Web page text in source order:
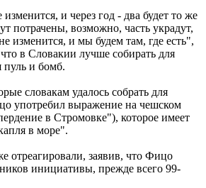
и через год - два будет то же
потрачены, возможно, часть украдут,
изменится, и мы будем там, где есть",
в Словакии лучше собирать для
пуль и бомб.
словакам удалось собрать для
употребил выражение на чешском
в Стромовке"), которое имеет
в море".
отреагировали, заявив, что Фицо
инициативы, прежде всего 99-